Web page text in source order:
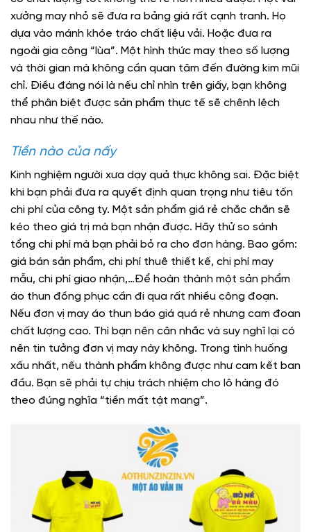
xưởng may nhỏ sẽ đưa ra bảng giá rất cạnh tranh. Họ
dựa vào mánh khóe tráo chất liệu vải. Hoặc đưa ra
ngoài gia công “lùa”. Một hình thức may theo số lượng
và thời gian mà không cần quan tâm đến đường kim mũi
chỉ. Điều đáng nói là nếu chỉ nhìn trên giấy, bạn không
thể phân biệt được sản phẩm thực tế sẽ chênh lệch
nhau như thế nào.
Tiền nào của nấy
Kinh nghiệm người xưa dạy quả thực không sai. Đặc biệt
khi bạn phải đưa ra quyết định quan trọng như tiêu tốn
chi phí của công ty. Một sản phẩm giá rẻ chắc chắn sẽ
kéo theo giá trị mà bạn nhận được. Hãy thử so sánh
tổng chi phí mà bạn phải bỏ ra cho đơn hàng. Bao gồm:
giá bán sản phẩm, chi phí thuê thiết kế, chi phí may
mẫu, chi phí giao nhận,…Để hoàn thành một sản phẩm
áo thun đồng phục cần đi qua rất nhiều công đoạn.
Nếu đơn vị may áo thun báo giá quá rẻ nhưng cam đoan
chất lượng cao. Thì bạn nên cân nhắc và suy nghĩ lại có
nên tin tưởng đơn vị may này không. Trong tình huống
xấu nhất, nếu thành phẩm không được như cam kết ban
đầu. Bạn sẽ phải tự chịu trách nhiệm cho lô hàng đó
theo đúng nghĩa “tiền mất tật mang”.